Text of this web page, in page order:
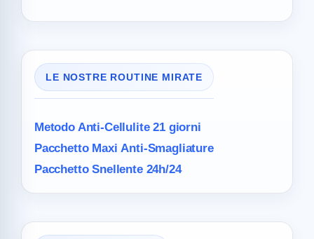
LE NOSTRE ROUTINE MIRATE
Metodo Anti-Cellulite21 giorni
Pacchetto MaxiAnti-Smagliature
Pacchetto Snellente 24h/24